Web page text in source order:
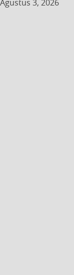
Agustus 3, 2026